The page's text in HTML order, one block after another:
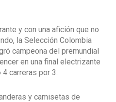
y con una afición que no
la Selección Colombia
campeona del premundial
en una final electrizante
carreras por 3.
y camisetas de